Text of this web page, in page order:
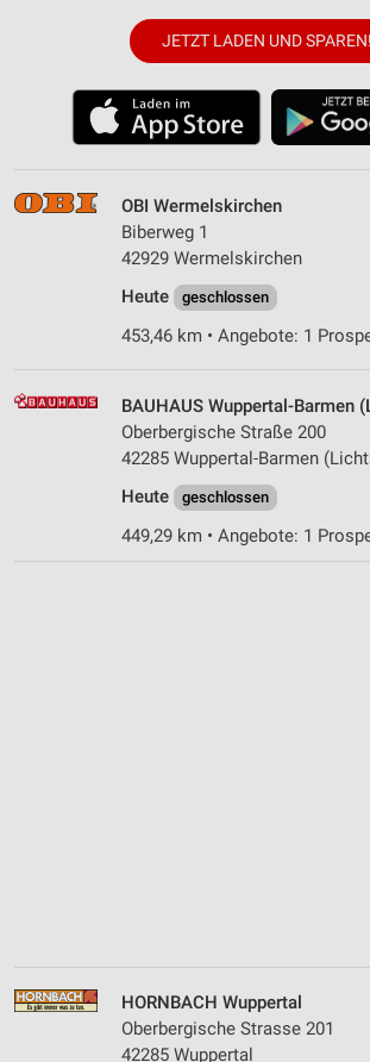
JETZT LADEN UND SPAREN!
OBI Wermelskirchen
Biberweg 1
42929 Wermelskirchen
Heute
geschlossen
453,46 km • Angebote: 1
BAUHAUS Wuppertal-Barmen
Oberbergische Straße 200
42285 Wuppertal-Barmen
Heute
geschlossen
449,29 km • Angebote: 1
HORNBACH Wuppertal
Oberbergische Strasse 201
42285 Wuppertal